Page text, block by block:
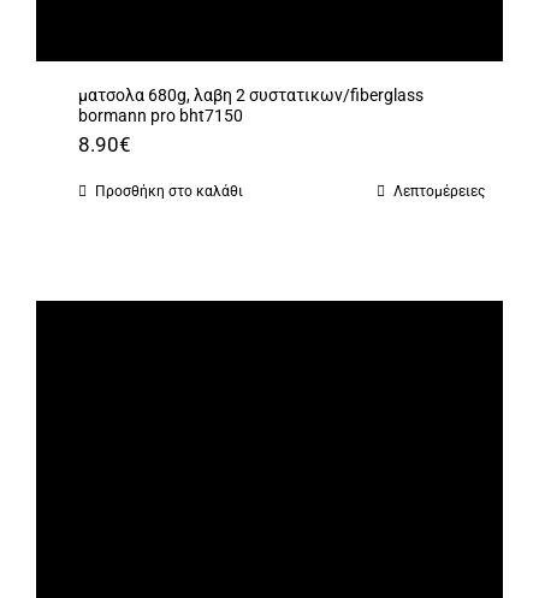
ματσολα 680g, λαβη 2 συστατικων/fiberglass
bormann pro bht7150
8.90€
Προσθήκη στο καλάθι Λεπτομέρειες